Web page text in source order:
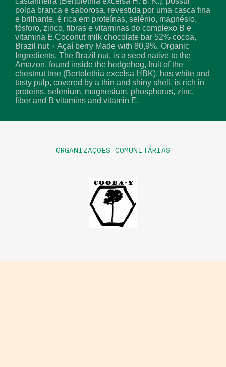
polpa branca e saborosa, revestida por uma casca fina
e brilhante, é rica em proteínas, selênio, magnésio,
fósforo, zinco, fibras e vitaminas do complexo B e
vitamina E.Coconut milk chocolate bar 52% cocoa,
Brazil nut + Açaí berry Made with 80,9%. Organic
Ingredients. The Brazil nut, is a seed native to the
Amazon, found inside the hedgehog, fruit of the
chestnut tree (Bertolethia excelsa HBK), has white and
tasty pulp, covered by a thin and shiny shell, is rich in
proteins, selenium, magnesium, phosphorus, zinc,
fiber and B vitamins and vitamin E.
ORGANIZAÇÕES COMUNITÁRIAS